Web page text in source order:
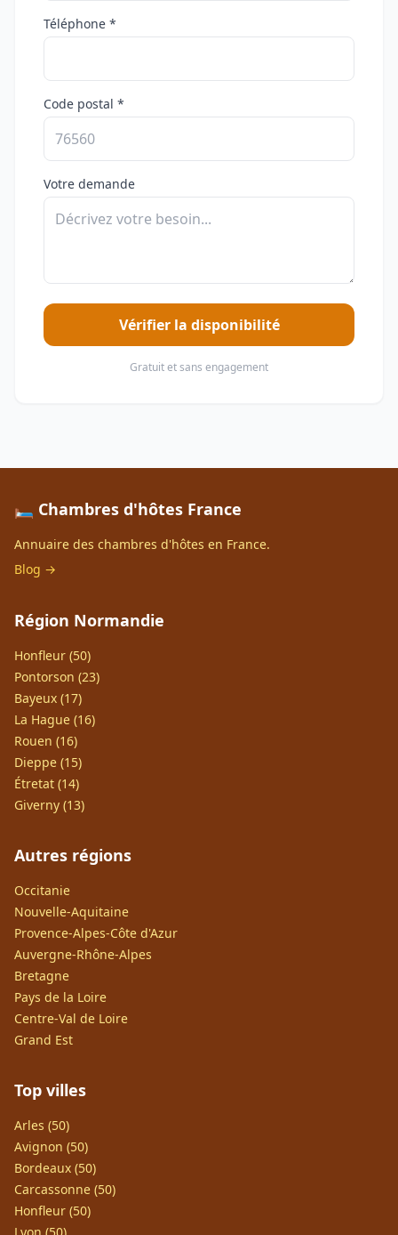
Téléphone *
Code postal *
Votre demande
Vérifier la disponibilité
Gratuit et sans engagement
🛏️ Chambres d'hôtes France
Annuaire des chambres d'hôtes en France.
Blog →
Région Normandie
Honfleur (50)
Pontorson (23)
Bayeux (17)
La Hague (16)
Rouen (16)
Dieppe (15)
Étretat (14)
Giverny (13)
Autres régions
Occitanie
Nouvelle-Aquitaine
Provence-Alpes-Côte d'Azur
Auvergne-Rhône-Alpes
Bretagne
Pays de la Loire
Centre-Val de Loire
Grand Est
Top villes
Arles (50)
Avignon (50)
Bordeaux (50)
Carcassonne (50)
Honfleur (50)